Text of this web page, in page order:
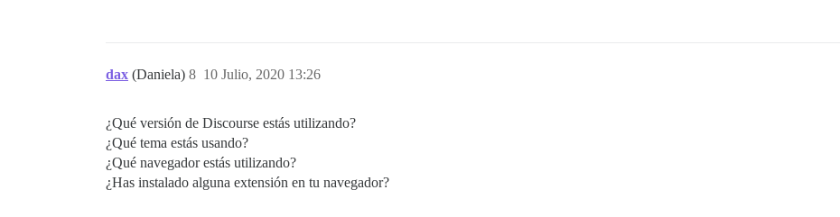
dax (Daniela) 10 Julio, 2020 13:26
8
¿Qué versión de Discourse estás utilizando?
¿Qué tema estás usando?
¿Qué navegador estás utilizando?
¿Has instalado alguna extensión en tu navegador?